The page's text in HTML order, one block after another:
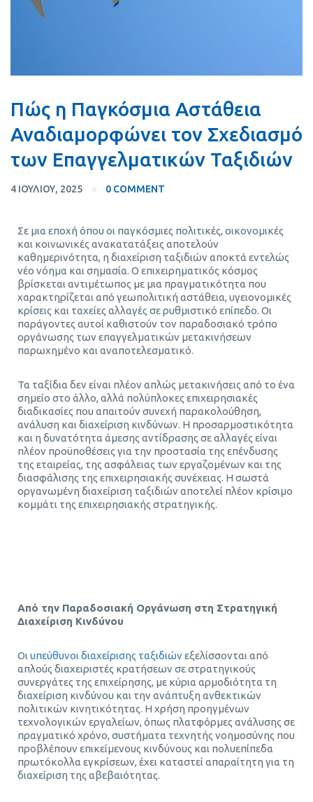
Πώς η Παγκόσμια Αστάθεια
Αναδιαμορφώνει τον Σχεδιασμό
των Επαγγελματικών Ταξιδιών
4 ΙΟΥΛΊΟΥ, 2025 0 COMMENT
Σε μια εποχή όπου οι παγκόσμιες πολιτικές, οικονομικές
και κοινωνικές ανακατατάξεις αποτελούν
καθημερινότητα, η διαχείριση ταξιδιών αποκτά εντελώς
νέο νόημα και σημασία. Ο επιχειρηματικός κόσμος
βρίσκεται αντιμέτωπος με μια πραγματικότητα που
χαρακτηρίζεται από γεωπολιτική αστάθεια, υγειονομικές
κρίσεις και ταχείες αλλαγές σε ρυθμιστικό επίπεδο. Οι
παράγοντες αυτοί καθιστούν τον παραδοσιακό τρόπο
οργάνωσης των επαγγελματικών μετακινήσεων
παρωχημένο και αναποτελεσματικό.
Τα ταξίδια δεν είναι πλέον απλώς μετακινήσεις από το ένα
σημείο στο άλλο, αλλά πολύπλοκες επιχειρησιακές
διαδικασίες που απαιτούν συνεχή παρακολούθηση,
ανάλυση και διαχείριση κινδύνων. Η προσαρμοστικότητα
και η δυνατότητα άμεσης αντίδρασης σε αλλαγές είναι
πλέον προϋποθέσεις για την προστασία της επένδυσης
της εταιρείας, της ασφάλειας των εργαζομένων και της
διασφάλισης της επιχειρησιακής συνέχειας. Η σωστά
οργανωμένη διαχείριση ταξιδιών αποτελεί πλέον κρίσιμο
κομμάτι της επιχειρησιακής στρατηγικής.
Από την Παραδοσιακή Οργάνωση στη Στρατηγική
Διαχείριση Κινδύνου
Οι υπεύθυνοι διαχείρισης ταξιδιώνεξελίσσονται από
απλούς διαχειριστές κρατήσεων σε στρατηγικούς
συνεργάτες της επιχείρησης, με κύρια αρμοδιότητα τη
διαχείριση κινδύνου και την ανάπτυξη ανθεκτικών
πολιτικών κινητικότητας. Η χρήση προηγμένων
τεχνολογικών εργαλείων, όπως πλατφόρμες ανάλυσης σε
πραγματικό χρόνο, συστήματα τεχνητής νοημοσύνης που
προβλέπουν επικείμενους κινδύνους και πολυεπίπεδα
πρωτόκολλα εγκρίσεων, έχει καταστεί απαραίτητη για τη
διαχείριση της αβεβαιότητας.